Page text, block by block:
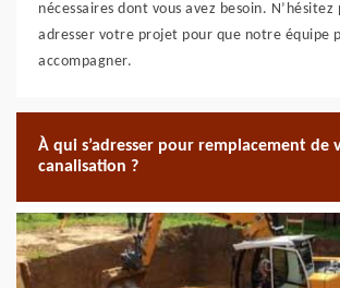
nécessaires dont vous avez besoin. N’hésitez
adresser votre projet pour que notre équipe
accompagner.
À qui s’adresser pour remplacement de
canalisation ?